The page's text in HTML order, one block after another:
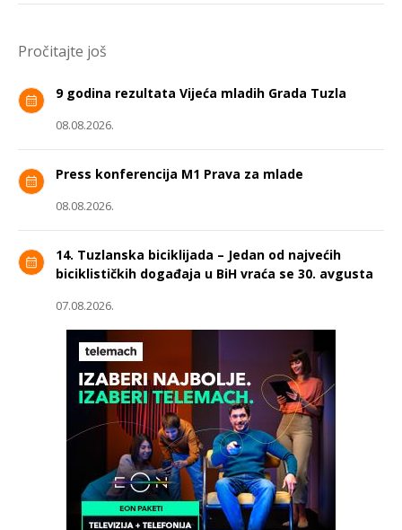
Pročitajte još
9 godina rezultata Vijeća mladih Grada Tuzla
08.08.2026.
Press konferencija M1 Prava za mlade
08.08.2026.
14. Tuzlanska biciklijada – Jedan od najvećih
biciklističkih događaja u BiH vraća se 30. avgusta
07.08.2026.